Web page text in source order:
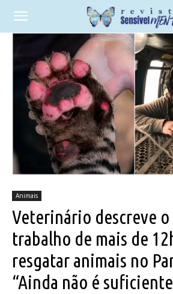
Animais
Veterinário descreve
trabalho de mais de
resgatar animais no
“Ainda não é